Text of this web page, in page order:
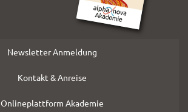
Newsletter Anmeldung
Kontakt & Anreise
Onlineplattform Akademie